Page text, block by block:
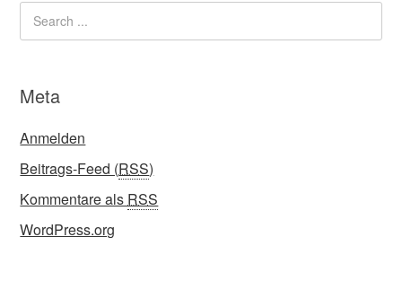
Meta
Anmelden
Beitrags-Feed (RSS)
Kommentare als RSS
WordPress.org